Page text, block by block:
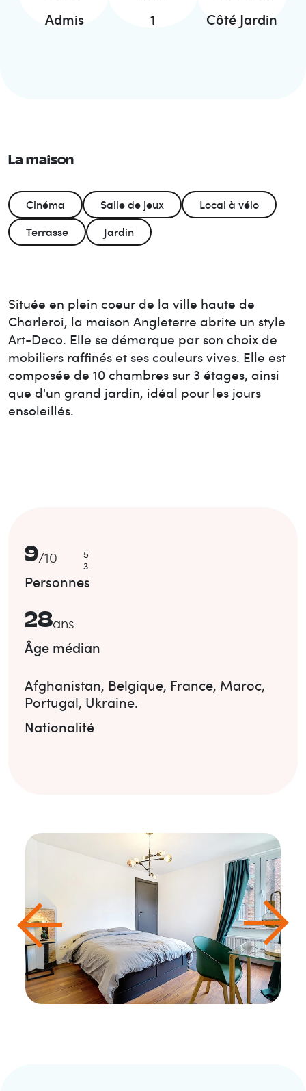
Admis 1 Côté Jardin
La maison
Cinéma Salle de jeux
Local à vélo
Terrasse
Jardin
Située en plein coeur de la ville haute de
Charleroi, la maison Angleterre abrite un style
Art-Deco. Elle se démarque par son choix de
mobiliers raffinés et ses couleurs vives. Elle est
composée de 10 chambres sur 3 étages, ainsi
que d'un grand jardin, idéal pour les jours
ensoleillés.
9/10
5
3
Personnes
28ans
Âge médian
Afghanistan, Belgique, France, Maroc,
Portugal, Ukraine.
Nationalité